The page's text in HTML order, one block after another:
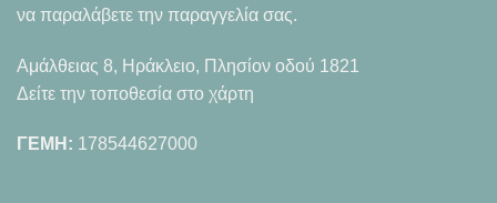
να παραλάβετε την παραγγελία σας.
Αμάλθειας 8, Ηράκλειο, Πλησίον οδού 1821
Δείτε την τοποθεσία στο χάρτη
ΓΕΜΗ: 178544627000